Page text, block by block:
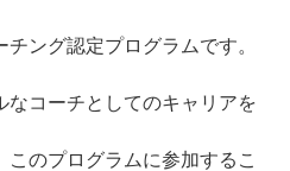
ング認定プログラムです。
なコーチとしてのキャリアを
のプログラムに参加するこ